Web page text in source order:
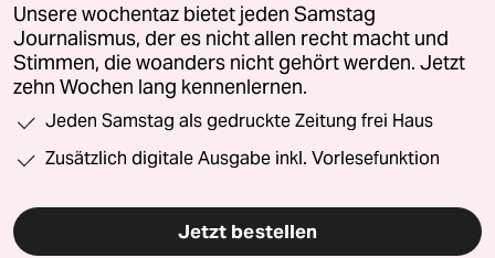
Unsere wochentaz bietet jeden Samstag
Journalismus, der es nicht allen recht macht und
Stimmen, die woanders nicht gehört werden. Jetzt
zehn Wochen lang kennenlernen.
Jeden Samstag als gedruckte Zeitung frei Haus
Zusätzlich digitale Ausgabe inkl. Vorlesefunktion
Jetzt bestellen